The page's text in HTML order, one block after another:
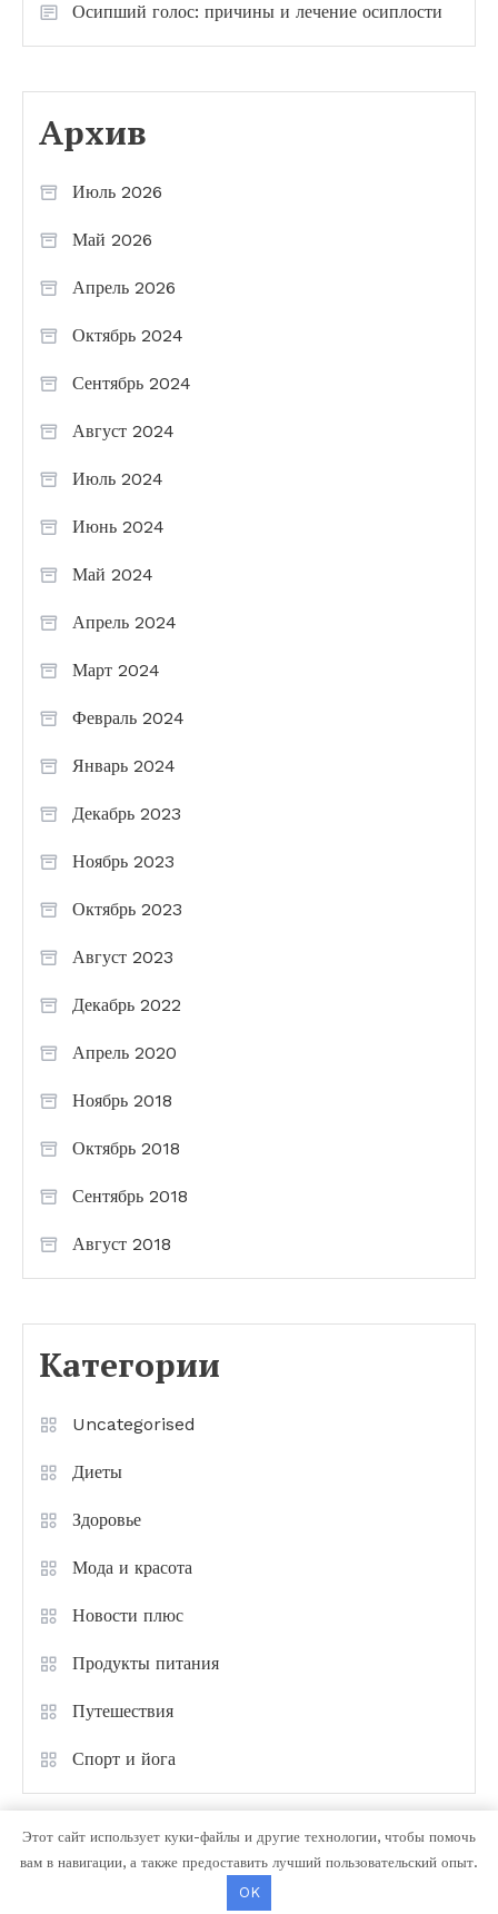
Осипший голос: причины и лечение осиплости
Архив
Июль 2026
Май 2026
Апрель 2026
Октябрь 2024
Сентябрь 2024
Август 2024
Июль 2024
Июнь 2024
Май 2024
Апрель 2024
Март 2024
Февраль 2024
Январь 2024
Декабрь 2023
Ноябрь 2023
Октябрь 2023
Август 2023
Декабрь 2022
Апрель 2020
Ноябрь 2018
Октябрь 2018
Сентябрь 2018
Август 2018
Категории
Uncategorised
Диеты
Здоровье
Мода и красота
Новости плюс
Продукты питания
Путешествия
Спорт и йога
Тема: Color Magazine от
Этот сайт использует куки-файлы и другие технологии, чтобы помочь
вам в навигации, а также предоставить лучший пользовательский опыт.
OK